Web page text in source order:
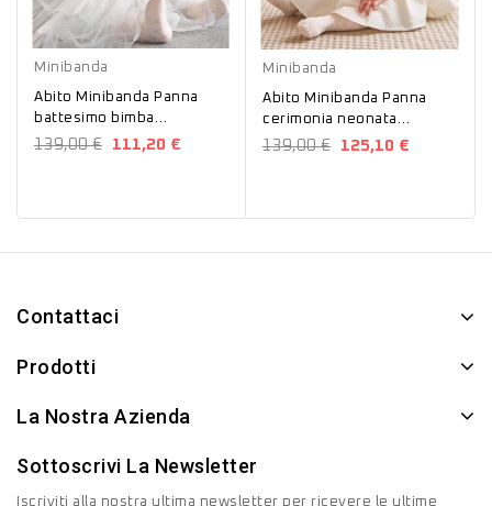
Panna
Minibanda
Abito Minibanda Panna
battesimo bimba
0443A77500
139,00 € 111,20 €
Panna
Minibanda
Abito Minibanda Panna
cerimonia neonata
0443A77800 Battesimale
139,00 € 125,10 €
Contattaci
Prodotti
La Nostra Azienda
Sottoscrivi La Newsletter
Iscriviti alla nostra ultima newsletter per ricevere le ultime